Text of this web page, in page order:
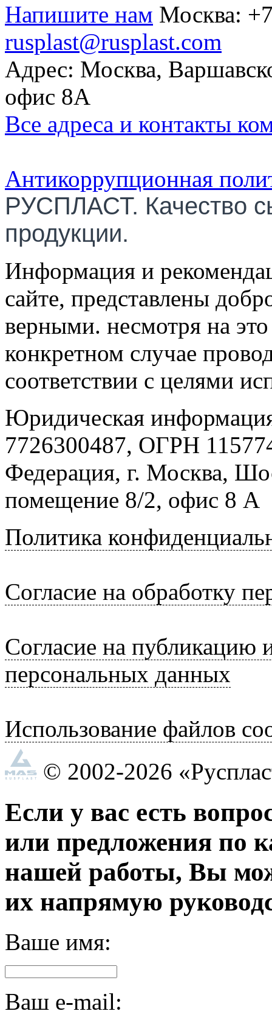
Напишите нам Москва:
rusplast@rusplast.com
Адрес: Москва,
офис 8А
Все адреса и контакты
Антикоррупционная
РУСПЛАСТ. Качество
продукции.
Информация и
сайте, представлены
верными. несмотря на
конкретном случае
соответствии с целями
Юридическая
7726300487, ОГРН
Федерация, г. Москва,
помещение 8/2, офис 8 А
Политика
Согласие на обработку
Согласие на публикацию
персональных данных
Использование файлов
© 2002-2026
Если у вас есть
или предложения по
нашей работы, Вы
их напрямую
Ваше имя:
Ваш e-mail: